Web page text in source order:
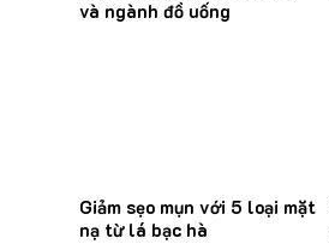
và ngành đồ uống
Giảm sẹo mụn với 5 loại mặt
nạ từ lá bạc hà